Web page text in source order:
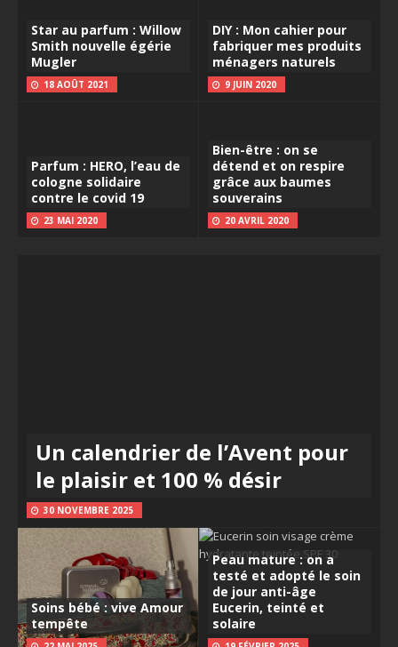
Star au parfum : Willow
Smith nouvelle égérie
Mugler
18 AOÛT 2021
DIY : Mon cahier pour
fabriquer mes produits
ménagers naturels
9 JUIN 2020
Parfum : HERO, l’eau de
cologne solidaire
contre le covid 19
23 MAI 2020
Bien-être : on se
détend et on respire
grâce aux baumes
souverains
20 AVRIL 2020
Un calendrier de l’Avent pour
le plaisir et 100 % désir
30 NOVEMBRE 2025
Soins bébé : vive Amour
tempête
Peau mature : on a
testé et adopté le soin
de jour anti-âge
Eucerin, teinté et
solaire